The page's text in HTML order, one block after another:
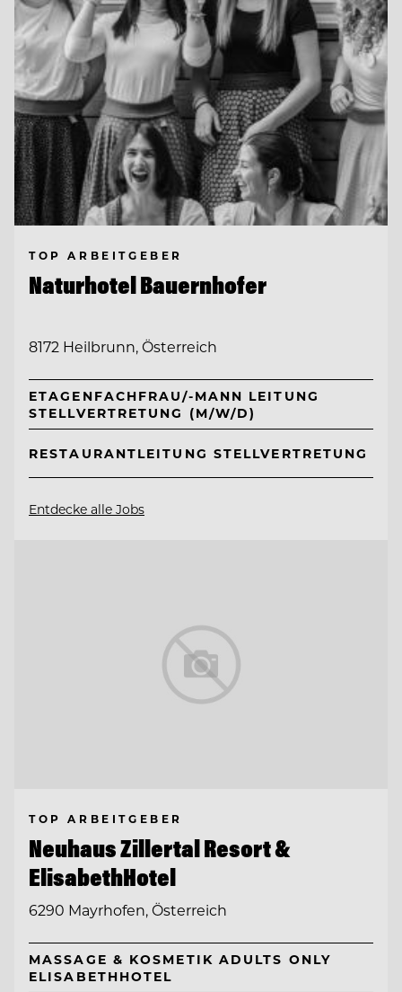
TOP ARBEITGEBER
Naturhotel Bauernhofer
8172 Heilbrunn, Österreich
ETAGENFACHFRAU/-MANN LEITUNG
STELLVERTRETUNG (M/W/D)
RESTAURANTLEITUNG STELLVERTRETUNG
Entdecke alle Jobs
TOP ARBEITGEBER
Neuhaus Zillertal Resort &
ElisabethHotel
6290 Mayrhofen, Österreich
MASSAGE & KOSMETIK ADULTS ONLY
ELISABETHHOTEL